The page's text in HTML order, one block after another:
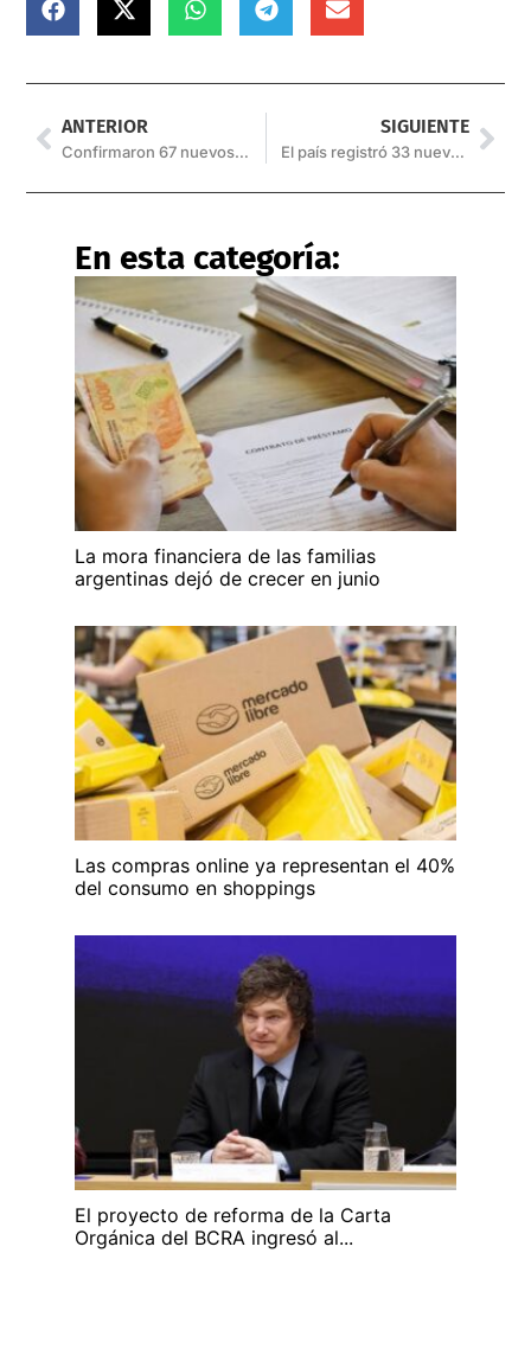
ANTERIOR
Confirmaron 67 nuevos casos de Covid-19 en Salta
SIGUIENTE
El país registró 33 nuevas muertes por Covid-19
En esta categoría:
La mora financiera de las familias
argentinas dejó de crecer en junio
Las compras online ya representan el 40%
del consumo en shoppings
El proyecto de reforma de la Carta
Orgánica del BCRA ingresó al...